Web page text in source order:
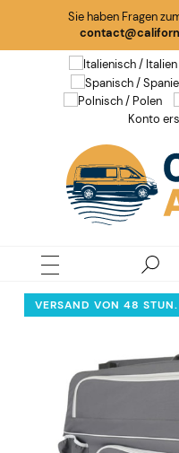
Sie haben Fragen
Konto
VERSAND VON 48 STUN.